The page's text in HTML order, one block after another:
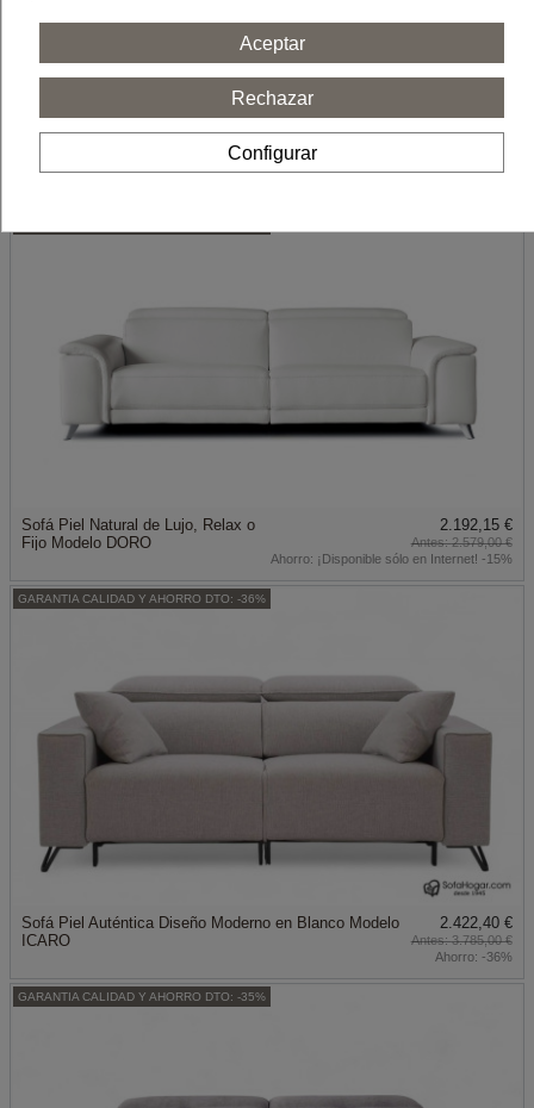
Sofá Piel Natural de Lujo, Relax o
Fijo Modelo DORO
2.192,15 €
2.579,00 €
Ahorro: ¡Disponible sólo en Internet! -15%
GARANTIA CALIDAD Y AHORRO DTO: -36%
Sofá Piel Auténtica Diseño Moderno en Blanco Modelo
ICARO
2.422,40 €
3.785,00 €
Ahorro: -36%
GARANTIA CALIDAD Y AHORRO DTO: -35%
Aceptar
Rechazar
Configurar